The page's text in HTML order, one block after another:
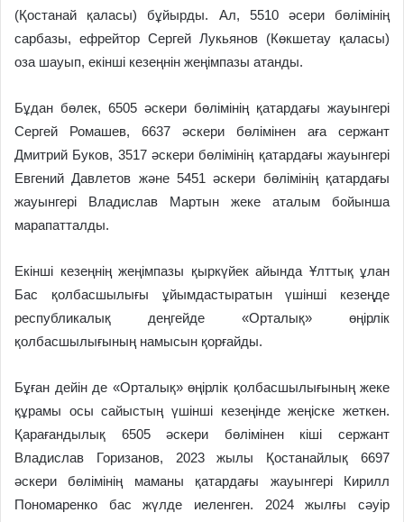
(Қостанай қаласы) бұйырды. Ал, 5510 әсери бөлімінің
сарбазы, ефрейтор Сергей Лукьянов (Көкшетау қаласы)
оза шауып, екінші кезеңнін жеңімпазы атанды.
Бұдан бөлек, 6505 әскери бөлімінің қатардағы жауынгері
Сергей Ромашев, 6637 әскери бөлімінен аға сержант
Дмитрий Буков, 3517 әскери бөлімінің қатардағы жауынгері
Евгений Давлетов және 5451 әскери бөлімінің қатардағы
жауынгері Владислав Мартын жеке аталым бойынша
марапатталды.
Екінші кезеңнің жеңімпазы қыркүйек айында Ұлттық ұлан
Бас қолбасшылығы ұйымдастыратын үшінші кезеңде
республикалық деңгейде «Орталық» өңірлік
қолбасшылығының намысын қорғайды.
Бұған дейін де «Орталық» өңірлік қолбасшылығының жеке
құрамы осы сайыстың үшінші кезеңінде жеңіске жеткен.
Қарағандылық 6505 әскери бөлімінен кіші сержант
Владислав Горизанов, 2023 жылы Қостанайлық 6697
әскери бөлімінің маманы қатардағы жауынгері Кирилл
Пономаренко бас жүлде иеленген. 2024 жылғы сәуір